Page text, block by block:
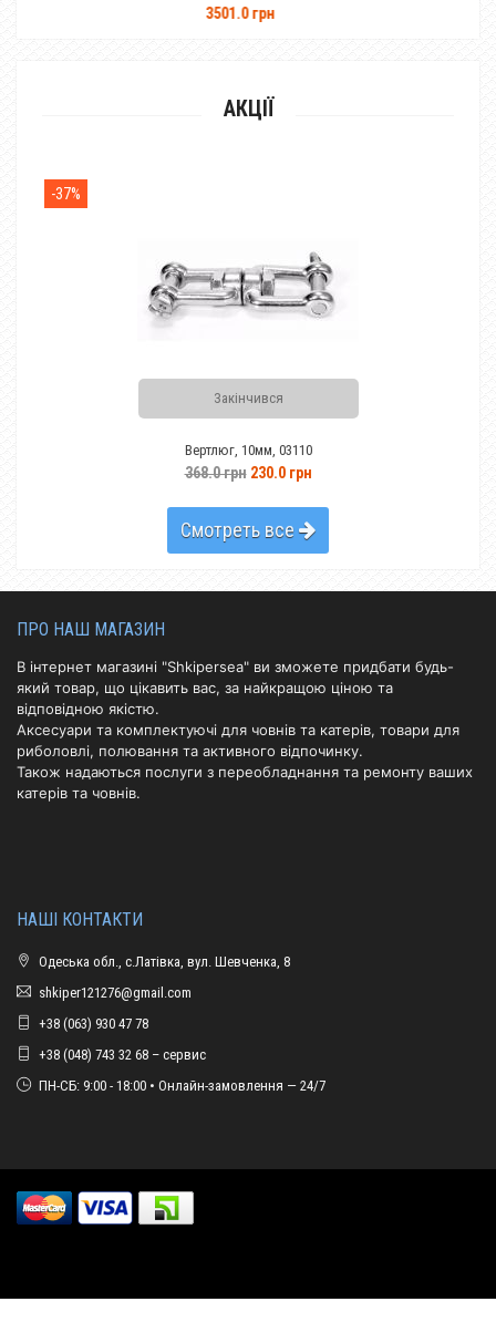
АКЦІЇ
Закінчився
Вертлюг, 10мм, 03110
368.0 грн230.0 грн
Смотреть все
ПРО НАШ МАГАЗИН
В інтернет магазині "Shkipersea" ви зможете придбати будь-
який товар, що цікавить вас, за найкращою ціною та
відповідною якістю.
Аксесуари та комплектуючі для човнів та катерів, товари для
риболовлі, полювання та активного відпочинку.
Також надаються послуги з переобладнання та ремонту ваших
катерів та човнів.
НАШІ КОНТАКТИ
Одеська обл., с.Латівка, вул. Шевченка, 8
shkiper121276@gmail.com
+38 (063) 930 47 78
+38 (048) 743 32 68 – сервис
ПН-СБ: 9:00 - 18:00 • Онлайн-замовлення — 24/7